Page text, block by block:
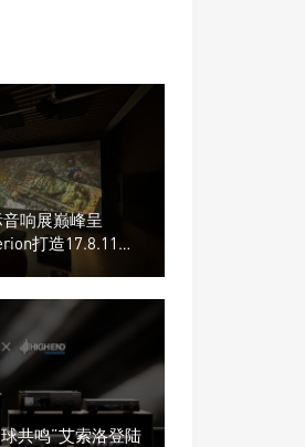
响展巅峰呈
打造17.8.11声
共鸣”艾索洛登陆